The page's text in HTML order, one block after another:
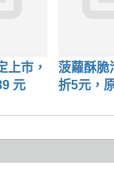
上市，
元
菠蘿酥脆
折5元，